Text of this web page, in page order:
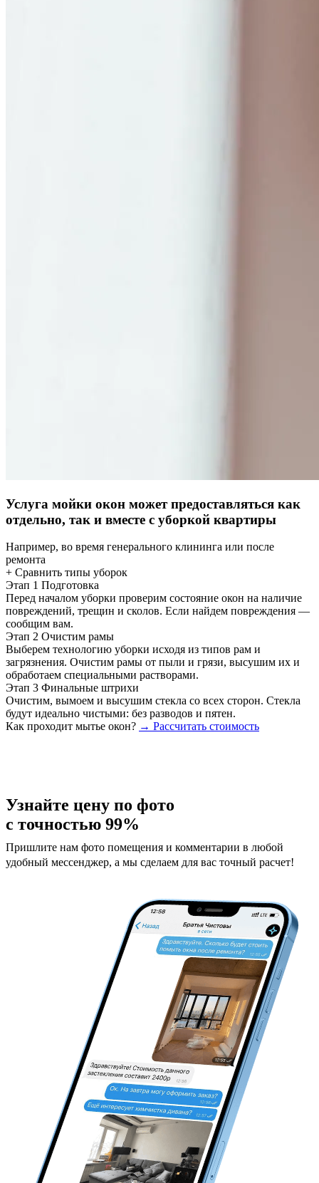
Услуга мойки окон может предоставляться как
отдельно, так и вместе с уборкой квартиры
Например, во время генерального клининга или после
ремонта
+ Сравнить типы уборок
Этап 1 Подготовка
Перед началом уборки проверим состояние окон на наличие
повреждений, трещин и сколов. Если найдем повреждения —
сообщим вам.
Этап 2 Очистим рамы
Выберем технологию уборки исходя из типов рам и
загрязнения. Очистим рамы от пыли и грязи, высушим их и
обработаем специальными растворами.
Этап 3 Финальные штрихи
Очистим, вымоем и высушим стекла со всех сторон. Стекла
будут идеально чистыми: без разводов и пятен.
Как проходит мытье окон? → Рассчитать стоимость
Узнайте цену по фото
с точностью 99%
Пришлите нам фото помещения и комментарии в любой
удобный мессенджер, а мы сделаем для вас точный расчет!